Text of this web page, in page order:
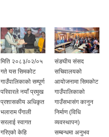
मिति २०८३/०२/०५
गते यस सिमकोट
गाउँपालिकाको सम्पूर्ण
परिवारले नयाँ प्रमुख
प्रशासकीय अधिकृत
भलाराम पँगाली
सरलाई स्वागत
गरिएको केहि
संङघीय संसद
सचिवालयको
आयोजनामा सिमकोट
गाउँपालिकाको
गाउँसभासंग कानुन
निर्माण (विधि
व्यवस्थापन)
सम्बन्धमा अनुभव